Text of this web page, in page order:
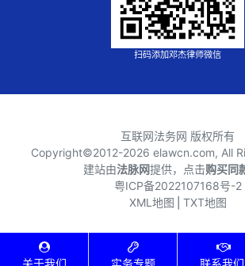
扫码添加邓杰律师微信
互联网法务网 版权所有
Copyright©2012-2026 elawcn.com, All
建站由法脉网提供，点击购买同
粤ICP备2022107168号-2
XML地图
TXT地图
关于我们 实务专题 联系我们